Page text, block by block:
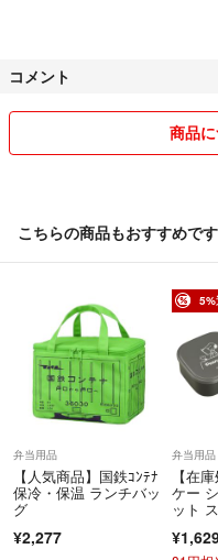
ご購入後のキャンセルや配送
万が一不備がございましたら
います
お値引きはご遠慮いただいて
最後までご覧いただきありが
ご購入を心よりお待ちしてお
コメント
商品
こちらの商品もおすすめです
弁当用品
【人気商品】国鉄ｺﾝﾃﾅ
保冷・保温 ランチバッ
グ
¥2,277
5%
弁当用品
【在
ケー
ット